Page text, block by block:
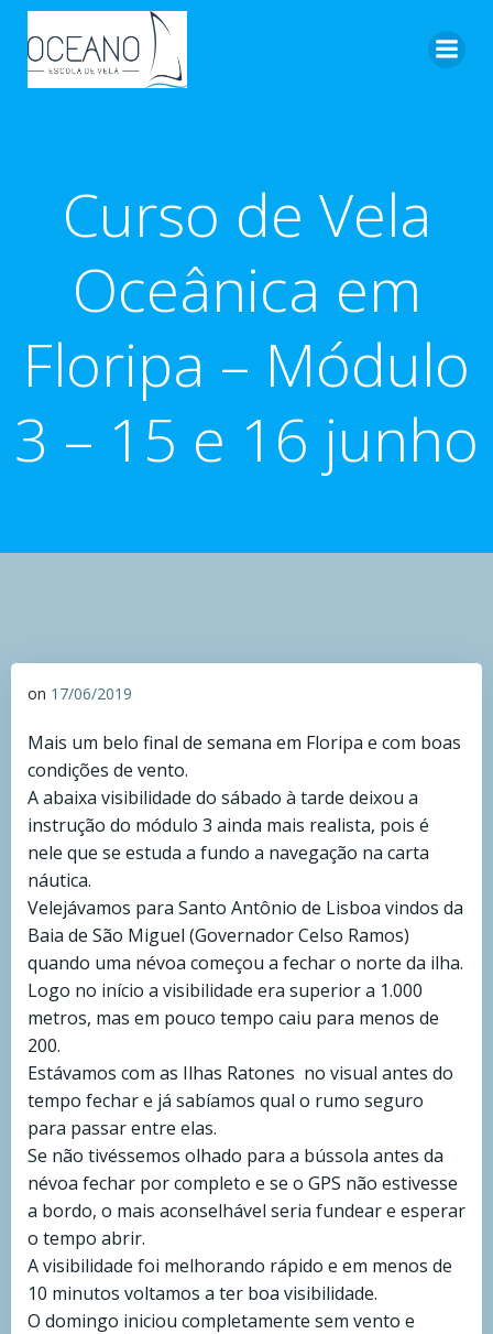
Curso de Vela
Oceânica em
Floripa – Módulo
3 – 15 e 16 junho
on 17/06/2019
Mais um belo final de semana em Floripa e com boas
condições de vento.
A abaixa visibilidade do sábado à tarde deixou a
instrução do módulo 3 ainda mais realista, pois é
nele que se estuda a fundo a navegação na carta
náutica.
Velejávamos para Santo Antônio de Lisboa vindos da
Baia de São Miguel (Governador Celso Ramos)
quando uma névoa começou a fechar o norte da ilha.
Logo no início a visibilidade era superior a 1.000
metros, mas em pouco tempo caiu para menos de
200.
Estávamos com as Ilhas Ratones no visual antes do
tempo fechar e já sabíamos qual o rumo seguro
para passar entre elas.
Se não tivéssemos olhado para a bússola antes da
névoa fechar por completo e se o GPS não estivesse
a bordo, o mais aconselhável seria fundear e esperar
o tempo abrir.
A visibilidade foi melhorando rápido e em menos de
10 minutos voltamos a ter boa visibilidade.
O domingo iniciou completamente sem vento e